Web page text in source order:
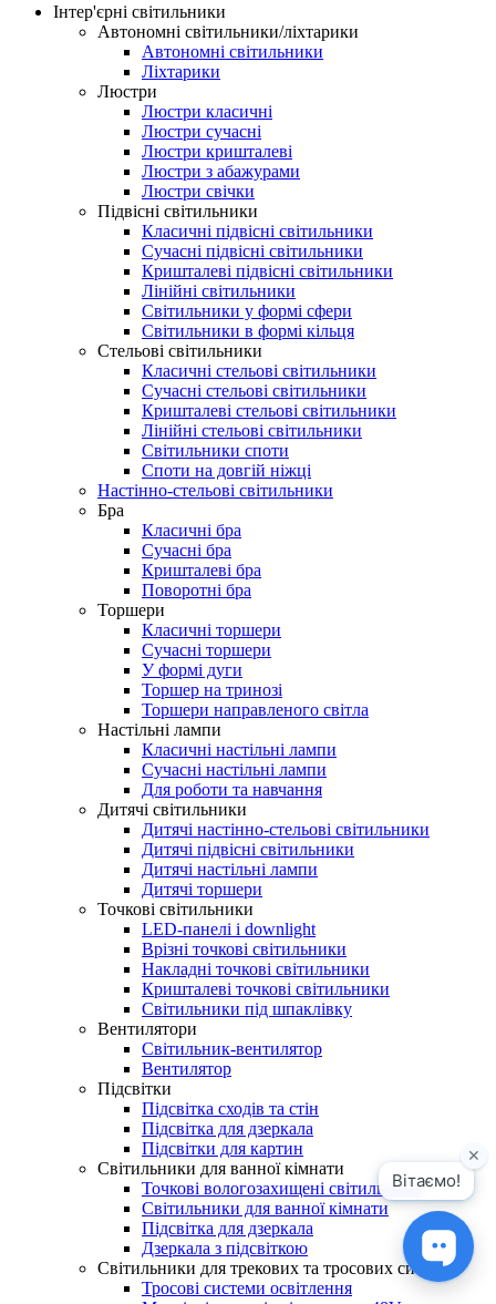
Інтер'єрні світильники
Автономні світильники/ліхтарики
Автономні світильники
Ліхтарики
Люстри
Люстри класичні
Люстри сучасні
Люстри кришталеві
Люстри з абажурами
Люстри свічки
Підвісні світильники
Класичні підвісні світильники
Сучасні підвісні світильники
Кришталеві підвісні світильники
Лінійні світильники
Світильники у формі сфери
Світильники в формі кільця
Стельові світильники
Класичні стельові світильники
Сучасні стельові світильники
Кришталеві стельові світильники
Лінійні стельові світильники
Світильники споти
Споти на довгій ніжці
Настінно-стельові світильники
Бра
Класичні бра
Сучасні бра
Кришталеві бра
Поворотні бра
Торшери
Класичні торшери
Сучасні торшери
У формі дуги
Торшер на тринозі
Торшери направленого світла
Настільні лампи
Класичні настільні лампи
Сучасні настільні лампи
Для роботи та навчання
Дитячі світильники
Дитячі настінно-стельові світильники
Дитячі підвісні світильники
Дитячі настільні лампи
Дитячі торшери
Точкові світильники
LED-панелі і downlight
Врізні точкові світильники
Накладні точкові світильники
Кришталеві точкові світильники
Світильники під шпаклівку
Вентилятори
Світильник-вентилятор
Вентилятор
Підсвітки
Підсвітка сходів та стін
Підсвітка для дзеркала
Підсвітки для картин
Світильники для ванної кімнати
Точкові вологозахищені світильники
Світильники для ванної кімнати
Підсвітка для дзеркала
Дзеркала з підсвіткою
Світильники для трекових та тросових систем
Тросові системи освітлення